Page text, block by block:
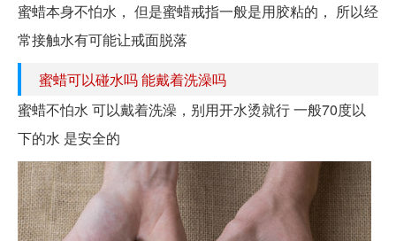
蜜蜡本身不怕水， 但是蜜蜡戒指一般是用胶粘的， 所以经
常接触水有可能让戒面脱落
蜜蜡可以碰水吗 能戴着洗澡吗
蜜蜡不怕水 可以戴着洗澡，别用开水烫就行 一般70度以
下的水 是安全的